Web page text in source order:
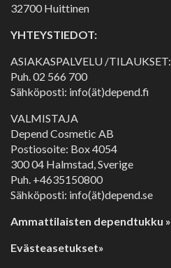
32700 Huittinen
YHTEYSTIEDOT:
ASIAKASPALVELU /TILAUKSET:
Puh.02 566 700
Sähköposti: info(ät)depend.fi
VALMISTAJA
Depend Cosmetic AB
Postiosoite: Box 4054
300 04 Halmstad, Sverige
Puh. +4635150800
Sähköposti: info(ät)depend.se
Ammattilaisten dependtukku »
Evästeasetukset»